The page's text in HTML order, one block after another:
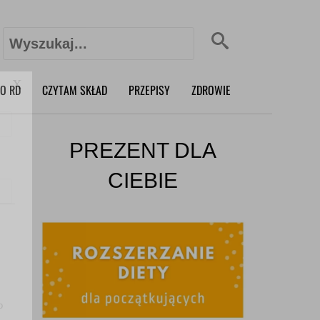
Szukaj:
RD CZYTAM SKŁAD PRZEPISY ZDROWIE
PREZENT DLA
CIEBIE
X